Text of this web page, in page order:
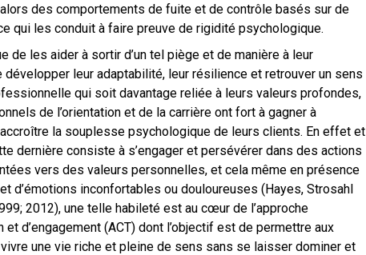
des comportements de fuite et de contrôle basés sur de
qui les conduit à faire preuve de rigidité psychologique.
de les aider à sortir d’un tel piège et de manière à leur
développer leur adaptabilité, leur résilience et retrouver un sens
qui soit davantage reliée à leurs valeurs profondes,
de l’orientation et de la carrière ont fort à gagner à
la souplesse psychologique de leurs clients. En effet et
dernière consiste à s’engager et persévérer dans des actions
vers des valeurs personnelles, et cela même en présence
d’émotions inconfortables ou douloureuses (Hayes, Strosahl
2012), une telle habileté est au cœur de l’approche
et d’engagement (ACT) dont l’objectif est de permettre aux
une vie riche et pleine de sens sans se laisser dominer et